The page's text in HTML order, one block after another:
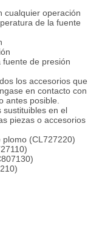
cualquier operación
de la fuente
de presión
los accesorios que
en contacto con
antes posible.
sustituibles en el
piezas o accesorios
(CL727220)